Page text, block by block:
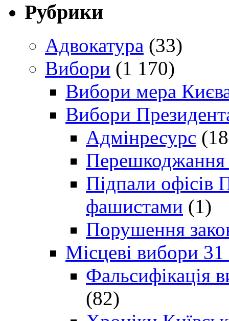
Рубрики
Адвокатура (33)
Вибори (1 170)
Вибори мера
Вибори
Адмінресурс
Перешкоджання
Підпали офісів
фашистами (1)
Порушення
Місцеві вибори
Фальсифікація
(82)